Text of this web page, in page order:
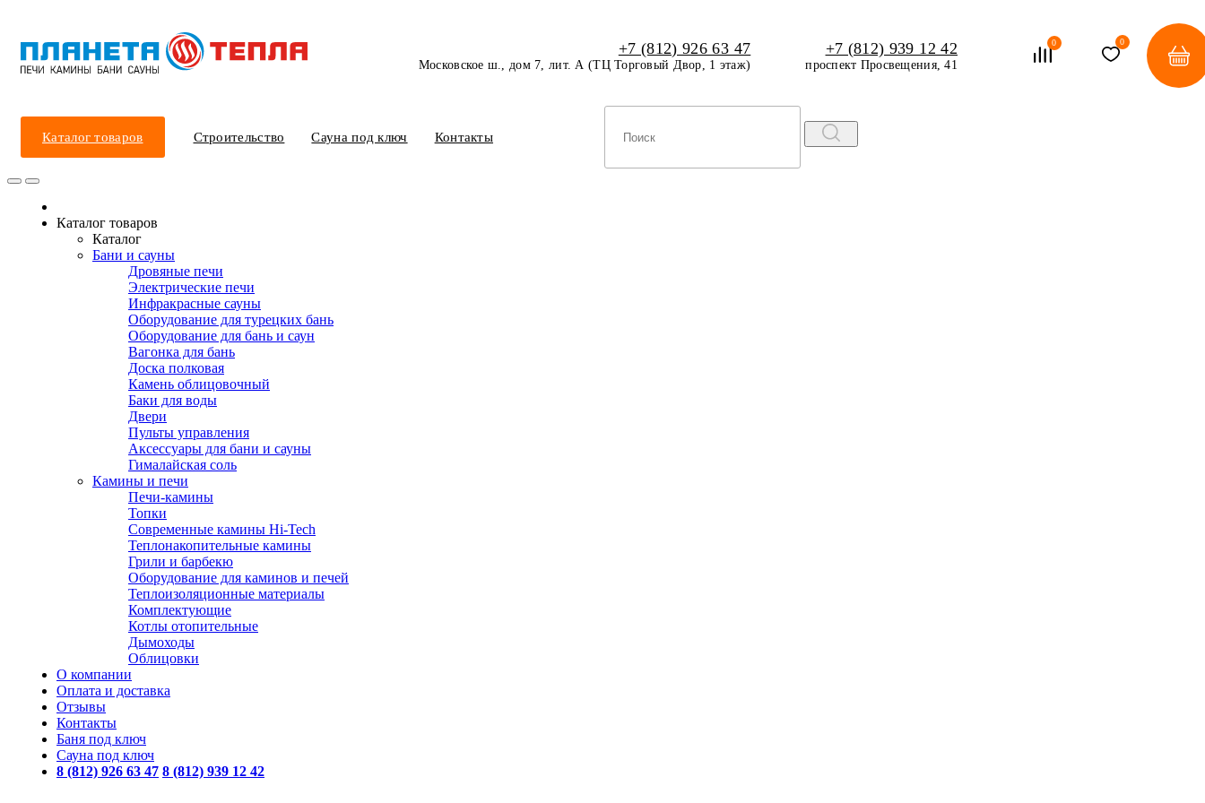
+7 (812) 926 63 47
Московское ш., дом 7, лит. А (ТЦ Торговый Двор, 1 этаж)
+7 (812) 939 12 42
проспект Просвещения, 41
0 0
Каталог товаров Строительство Сауна под ключ Контакты
Каталог товаров
Каталог
Бани и сауны
Дровяные печи
Электрические печи
Инфракрасные сауны
Оборудование для турецких бань
Оборудование для бань и саун
Вагонка для бань
Доска полковая
Камень облицовочный
Баки для воды
Двери
Пульты управления
Аксессуары для бани и сауны
Гималайская соль
Камины и печи
Печи-камины
Топки
Современные камины Hi-Tech
Теплонакопительные камины
Грили и барбекю
Оборудование для каминов и печей
Теплоизоляционные материалы
Комплектующие
Котлы отопительные
Дымоходы
Облицовки
О компании
Оплата и доставка
Отзывы
Контакты
Баня под ключ
Сауна под ключ
8 (812) 926 63 47 8 (812) 939 12 42